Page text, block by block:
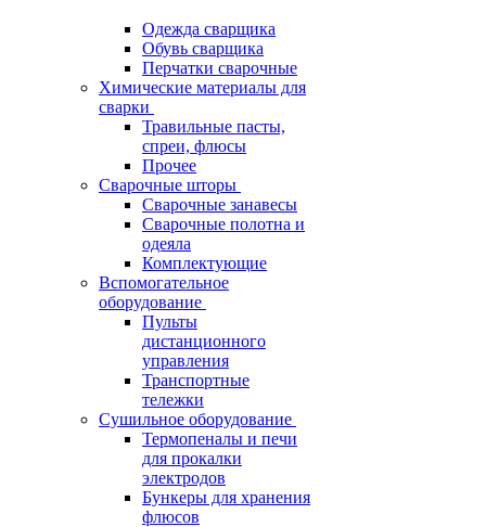
Одежда сварщика
Обувь сварщика
Перчатки сварочные
Химические материалы для
сварки
Травильные пасты,
спреи, флюсы
Прочее
Сварочные шторы
Сварочные занавесы
Сварочные полотна и
одеяла
Комплектующие
Вспомогательное
оборудование
Пульты
дистанционного
управления
Транспортные
тележки
Сушильное оборудование
Термопеналы и печи
для прокалки
электродов
Бункеры для хранения
флюсов